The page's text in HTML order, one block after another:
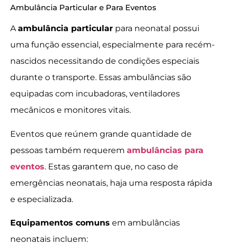
Ambulância Particular e Para Eventos
Aambulância particular para neonatal possui
uma função essencial, especialmente para recém-
nascidos necessitando de condições especiais
durante o transporte. Essas ambulâncias são
equipadas com incubadoras, ventiladores
mecânicos e monitores vitais.
Eventos que reúnem grande quantidade de
pessoas também requerem ambulâncias para
eventos. Estas garantem que, no caso de
emergências neonatais, haja uma resposta rápida
e especializada.
Equipamentos comuns em ambulâncias
neonatais incluem: